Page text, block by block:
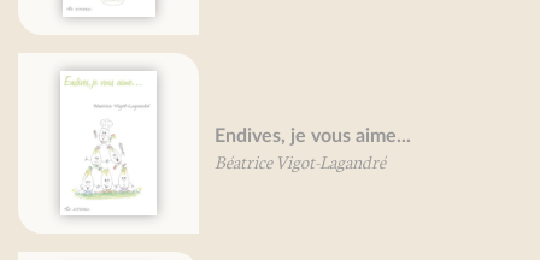
Endives, je vous aime...
Béatrice Vigot-Lagandré